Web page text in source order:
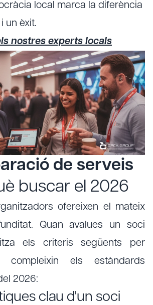
local marca la diferència
un èxit.
nostres experts locals
de serveis
buscar el 2026
ofereixen el mateix
Quan avalues un soci
els criteris següents per
compleixin els estàndards
2026:
clau d'un soci